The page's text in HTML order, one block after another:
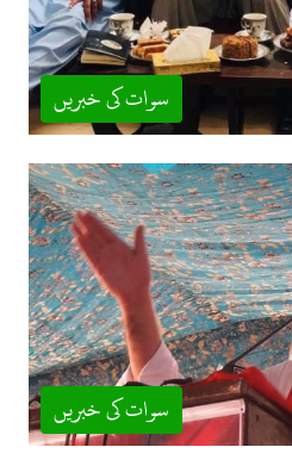
سوات کی خبریں
سوات کی خبریں